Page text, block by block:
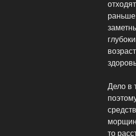
Дело в
то